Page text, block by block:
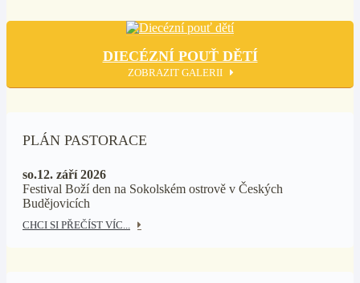
DIECÉZNÍ POUŤ DĚTÍ
ZOBRAZIT GALERII
PLÁN PASTORACE
so.12. září 2026
Festival Boží den na Sokolském ostrově v Českých
Budějovicích
CHCI SI PŘEČÍST VÍC...